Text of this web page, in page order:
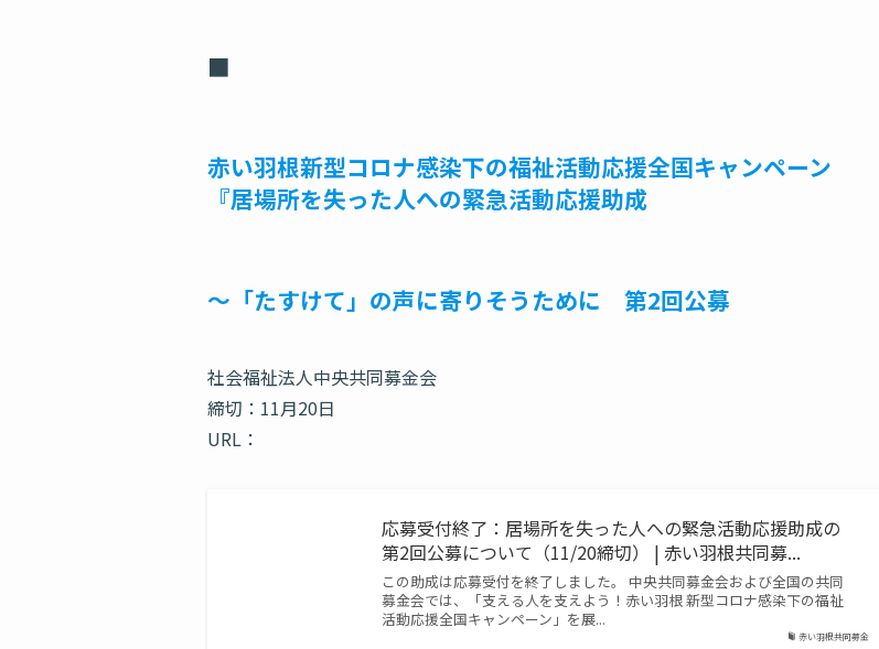
■
赤い羽根新型コロナ感染下の福祉活動応援全国キャンペーン
『居場所を失った人への緊急活動応援助成
〜「たすけて」の声に寄りそうために 第2回公募
社会福祉法人中央共同募金会
締切：11月20日
URL：
赤い羽根共同募金
応募受付終了：居場所を失った人への緊急活動応援助成の
第2回公募について（11/20締切） | 赤い羽根共同募...
この助成は応募受付を終了しました。 中央共同募金会および全国の共同
募金会では、「支える人を支えよう！赤い羽根 新型コロナ感染下の福祉
活動応援全国キャンペーン」を展...